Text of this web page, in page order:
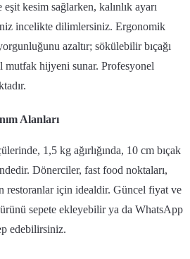
kesim sağlarken, kalınlık ayarı
incelikte dilimlersiniz. Ergonomik
azaltır; sökülebilir bıçağı
hijyeni sunar. Profesyonel
Alanları
1,5 kg ağırlığında, 10 cm bıçak
Dönerciler, fast food noktaları,
restoranlar için idealdir. Güncel fiyat ve
sepete ekleyebilir ya da WhatsApp
edebilirsiniz.